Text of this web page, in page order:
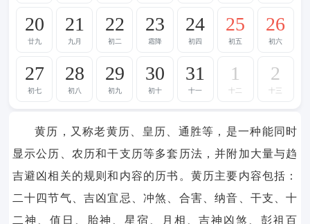
20
廿九
21
九月
22
初二
23
霜降
24
初四
25
初五
26
初六
27
初七
28
初八
29
初九
30
初十
31
十一
1
十二
2
十三
黄历，又称老黄历、皇历、通胜等，是一种能同时
显示公历、农历和干支历等多套历法，并附加大量与趋
吉避凶相关的规则和内容的历书。黄历主要内容包括：
二十四节气、吉凶宜忌、冲煞、合害、纳音、干支、十
二神、值日、胎神、星宿、月相、吉神凶煞、彭祖百